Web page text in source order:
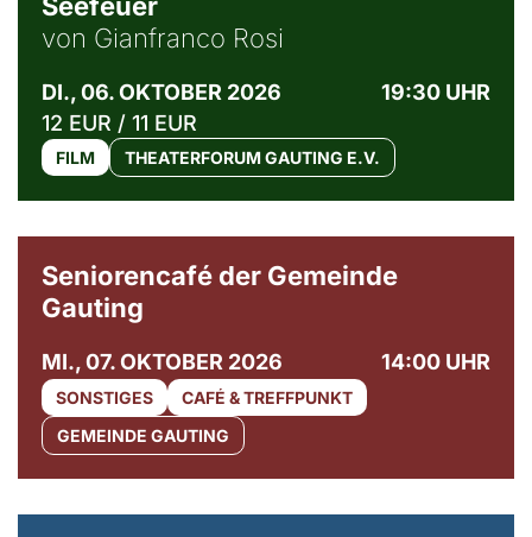
von Gianfranco Rosi
DI., 06. OKTOBER 2026
19:30 UHR
12 EUR / 11 EUR
FILM THEATERFORUM GAUTING E.V.
Seniorencafé der Gemeinde
Gauting
MI., 07. OKTOBER 2026 14:00 UHR
SONSTIGES
CAFÉ & TREFFPUNKT
GEMEINDE GAUTING